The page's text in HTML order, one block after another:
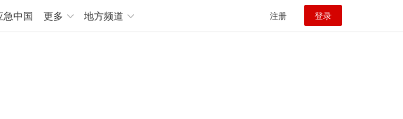
急中国 更多 地方频道 注册 登录